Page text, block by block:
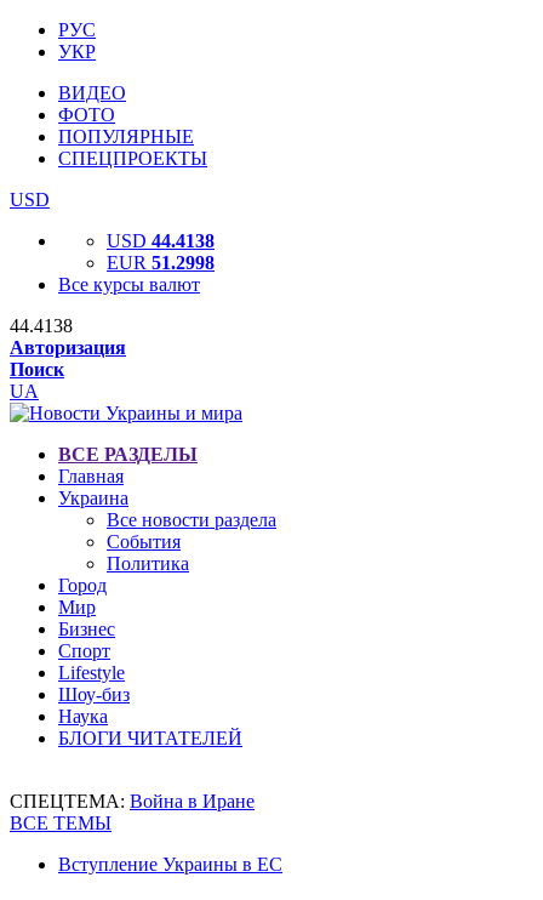
РУС
УКР
ВИДЕО
ФОТО
ПОПУЛЯРНЫЕ
СПЕЦПРОЕКТЫ
USD
USD 44.4138
EUR 51.2998
Все курсы валют
44.4138
Авторизация
Поиск
UA
ВСЕ РАЗДЕЛЫ
Главная
Украина
Все новости раздела
События
Политика
Город
Мир
Бизнес
Спорт
Lifestyle
Шоу-биз
Наука
БЛОГИ ЧИТАТЕЛЕЙ
СПЕЦТЕМА: Война в Иране
ВСЕ ТЕМЫ
Вступление Украины в ЕС